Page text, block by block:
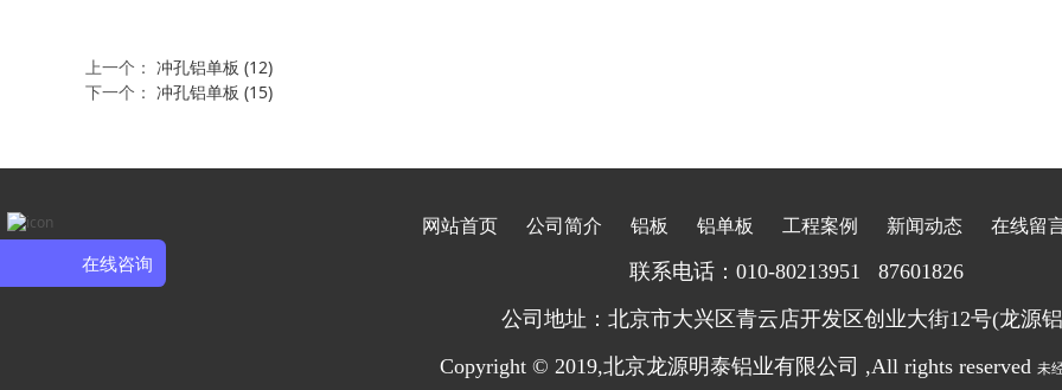
上一个： 冲孔铝单板 (12)
下一个： 冲孔铝单板 (15)
网站首页 公司简介 铝板 铝单板 工程案例 新闻动态 在线留
联系电话：010-80213951 87601826
公司地址：北京市大兴区青云店开发区创业大街12号(龙源
Copyright © 2019,北京龙源明泰铝业有限公司 ,All rights reserved 未
在线咨询